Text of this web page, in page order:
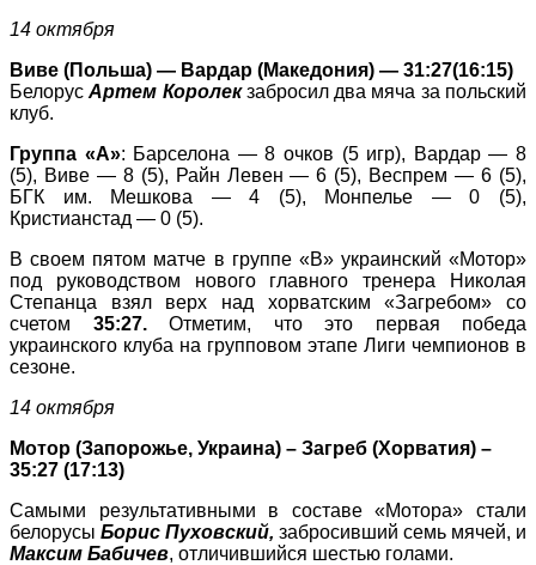
14 октября
Виве (Польша) — Вардар (Македония) — 31:27(16:15)
БелорусАртем Королек забросил два мяча за польский
клуб.
Группа «А»: Барселона — 8 очков (5 игр), Вардар — 8
(5), Виве — 8 (5), Райн Левен — 6 (5), Веспрем — 6 (5),
БГК им. Мешкова — 4 (5), Монпелье — 0 (5),
Кристианстад — 0 (5).
В своем пятом матче в группе «В» украинский «Мотор»
под руководством нового главного тренера Николая
Степанца взял верх над хорватским «Загребом» со
счетом 35:27.Отметим, что это первая победа
украинского клуба на групповом этапе Лиги чемпионов в
сезоне.
14 октября
Мотор (Запорожье, Украина) – Загреб (Хорватия) –
35:27 (17:13)
Самыми результативными в составе «Мотора» стали
белорусы Борис Пуховский, забросивший семь мячей, и
Максим Бабичев, отличившийся шестью голами.